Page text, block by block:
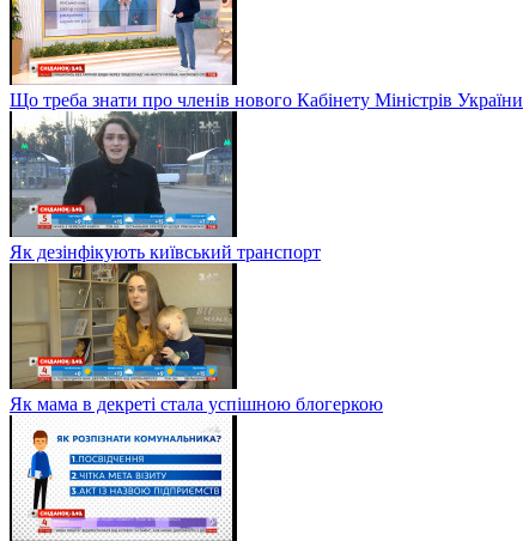
Що треба знати про членів нового Кабінету Міністрів України
Як дезінфікують київський транспорт
Як мама в декреті стала успішною блогеркою